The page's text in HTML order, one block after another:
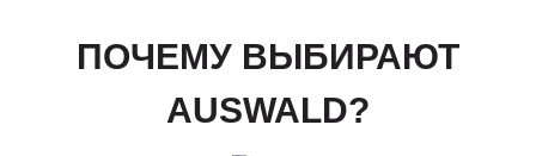
ПОЧЕМУ ВЫБИРАЮТ
AUSWALD?